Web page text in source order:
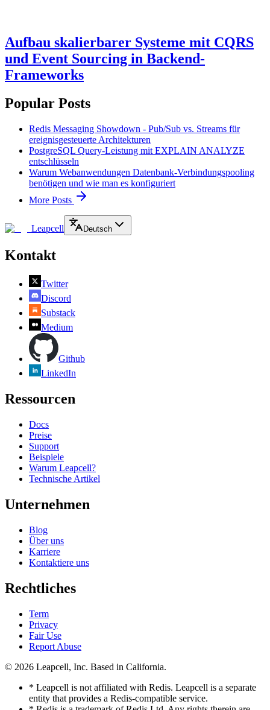
Aufbau skalierbarer Systeme mit CQRS
und Event Sourcing in Backend-
Frameworks
Popular Posts
Redis Messaging Showdown - Pub/Sub vs. Streams für
ereignisgesteuerte Architekturen
PostgreSQL Query-Leistung mit EXPLAIN ANALYZE
entschlüsseln
Warum Webanwendungen Datenbank-Verbindungspooling
benötigen und wie man es konfiguriert
More Posts
Leapcell Deutsch
Kontakt
Twitter
Discord
Substack
Medium
Github
LinkedIn
Ressourcen
Docs
Preise
Support
Beispiele
Warum Leapcell?
Technische Artikel
Unternehmen
Blog
Über uns
Karriere
Kontaktiere uns
Rechtliches
Term
Privacy
Fair Use
Report Abuse
© 2026 Leapcell, Inc. Based in California.
* Leapcell is not affiliated with Redis. Leapcell is a separate
entity that provides a Redis-compatible service.